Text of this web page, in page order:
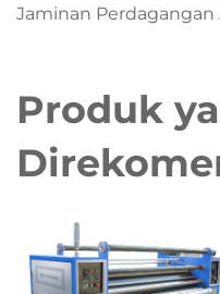
Jaminan Perdagangan
Produk